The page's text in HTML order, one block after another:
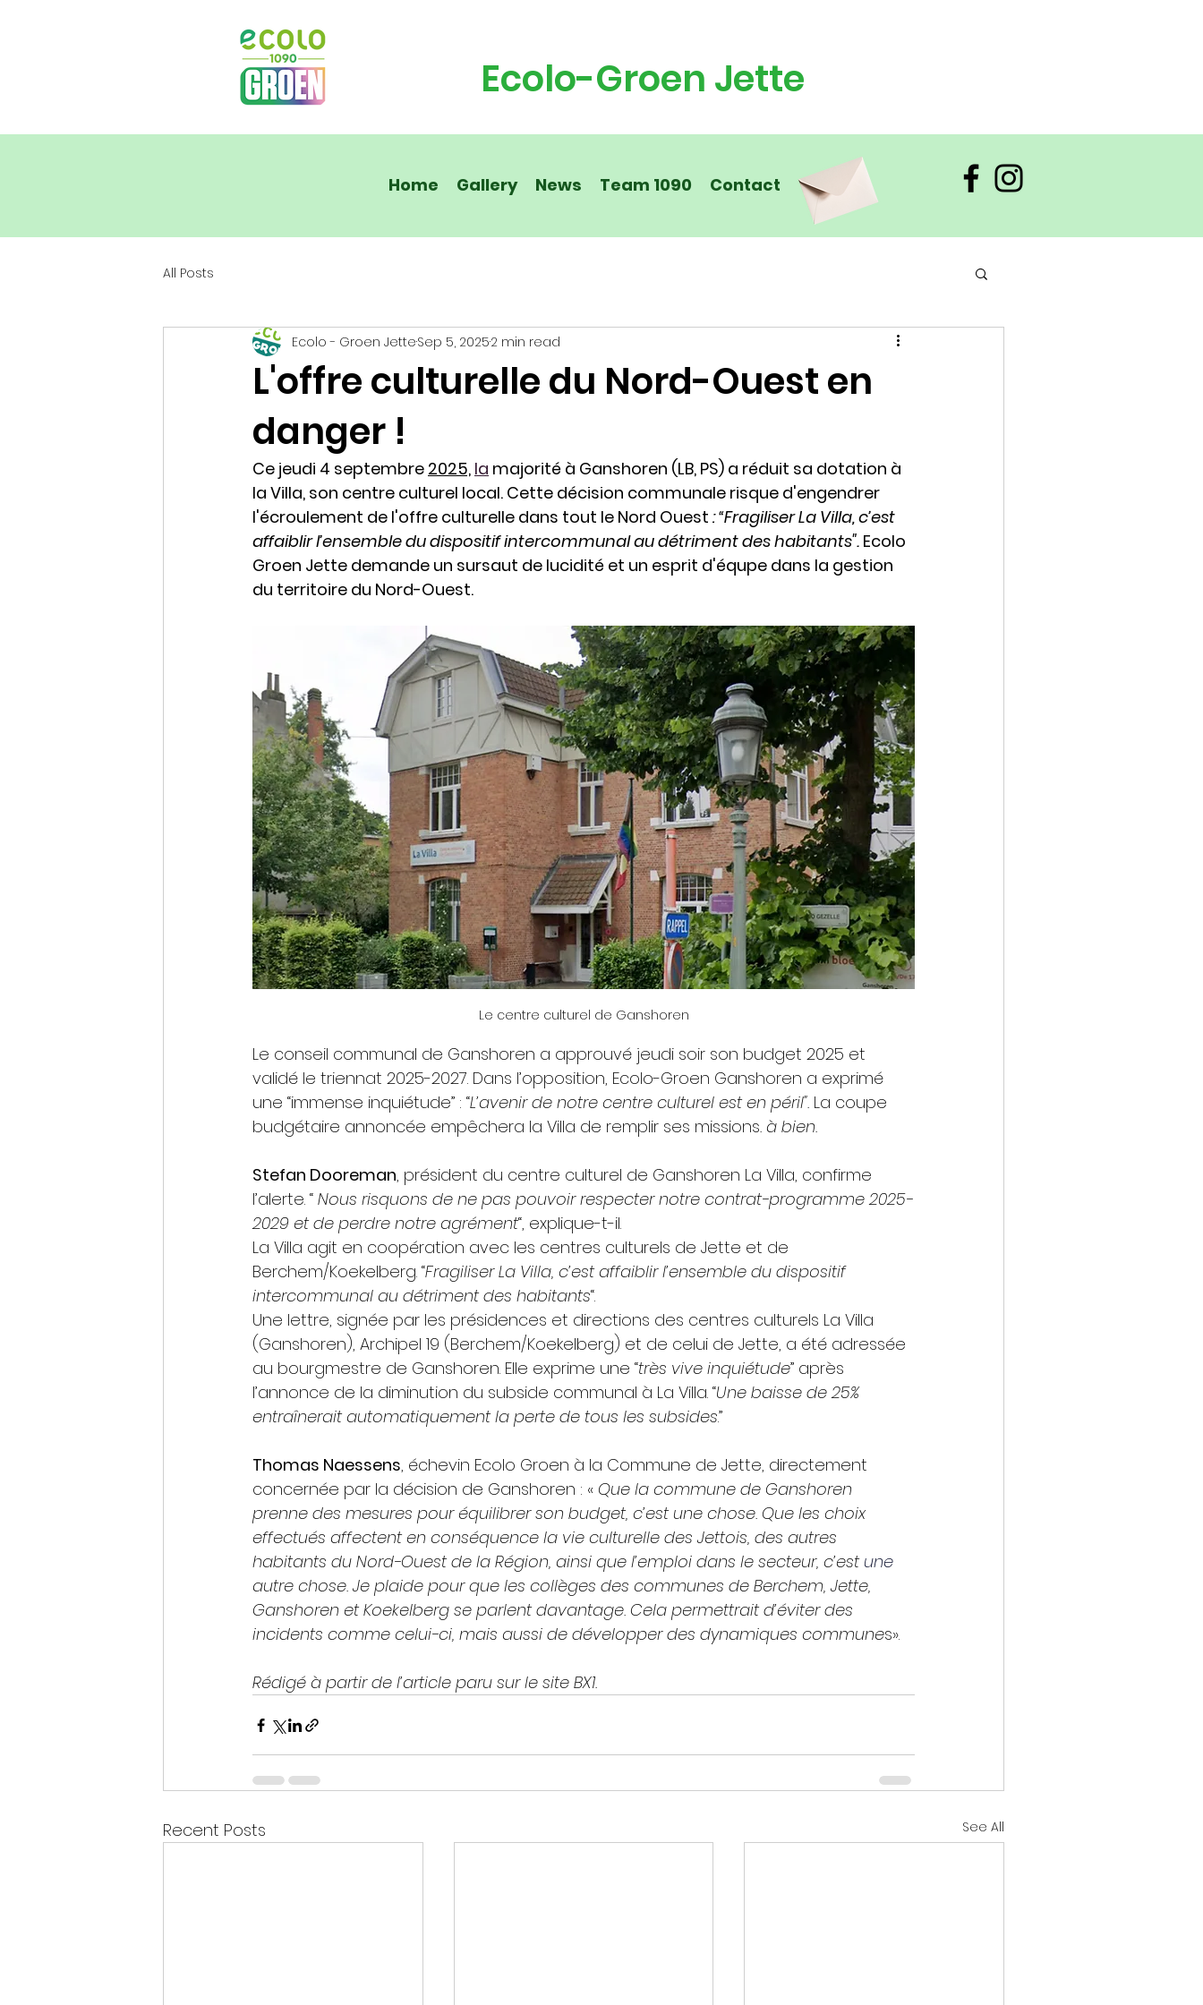
Ecolo-Groen Jette
Home Gallery News Team 1090 Contact
All Posts
L'offre culturelle du Nord-Ouest en
danger !
Ecolo - Groen JetteSep 5, 20252 min read
Ce jeudi 4 septembre 2025, la majorité à Ganshoren (LB, PS) a réduit sa dotation à
la Villa, son centre culturel local. Cette décision communale risque d'engendrer
l'écroulement de l'offre culturelle dans tout le Nord Ouest : “Fragiliser La Villa, c’est
affaiblir l’ensemble du dispositif intercommunal au détriment des habitants". Ecolo
Groen Jette demande un sursaut de lucidité et un esprit d'équpe dans la gestion
du territoire du Nord-Ouest.
Le centre culturel de Ganshoren
Le conseil communal de Ganshoren a approuvé jeudi soir son budget 2025 et
validé le triennat 2025-2027. Dans l’opposition, Ecolo-Groen Ganshoren a exprimé
une “immense inquiétude” : “L’avenir de notre centre culturel est en péril". La coupe
budgétaire annoncée empêchera la Villa de remplir ses missions. à bien.
Stefan Dooreman, président du centre culturel de Ganshoren La Villa, confirme
l’alerte. “ Nous risquons de ne pas pouvoir respecter notre contrat-programme 2025-
2029 et de perdre notre agrément“, explique-t-il.
La Villa agit en coopération avec les centres culturels de Jette et de
Berchem/Koekelberg. “Fragiliser La Villa, c’est affaiblir l’ensemble du dispositif
intercommunal au détriment des habitants“.
Une lettre, signée par les présidences et directions des centres culturels La Villa
(Ganshoren), Archipel 19 (Berchem/Koekelberg) et de celui de Jette, a été adressée
au bourgmestre de Ganshoren. Elle exprime une “très vive inquiétude” après
l’annonce de la diminution du subside communal à La Villa. “Une baisse de 25%
entraînerait automatiquement la perte de tous les subsides.”
Thomas Naessens, échevin Ecolo Groen à la Commune de Jette, directement
concernée par la décision de Ganshoren : « Que la commune de Ganshoren
prenne des mesures pour équilibrer son budget, c’est une chose. Que les choix
effectués affectent en conséquence la vie culturelle des Jettois, des autres
habitants du Nord-Ouest de la Région, ainsi que l’emploi dans le secteur, c’est une
autre chose. Je plaide pour que les collèges des communes de Berchem, Jette,
Ganshoren et Koekelberg se parlent davantage. Cela permettrait d’éviter des
incidents comme celui-ci, mais aussi de développer des dynamiques communes».
Rédigé à partir de l’article paru sur le site BX1.
Recent Posts See All